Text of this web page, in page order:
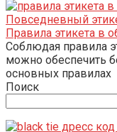
Повседневный
Правила этикета в
Соблюдая правила
можно обеспечить
основных правилах
Поиск